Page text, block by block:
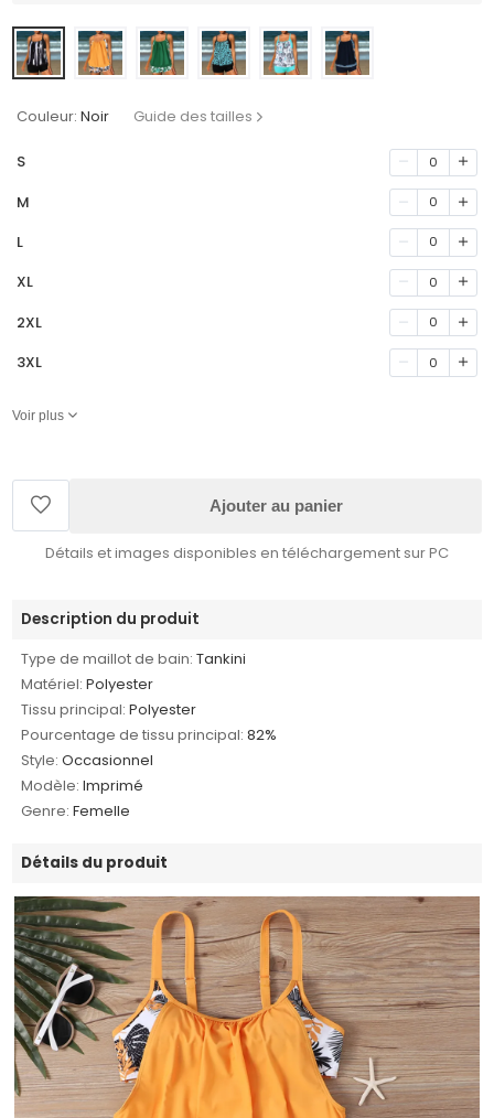
Couleur: Noir Guide des tailles
S 0
M 0
L 0
XL 0
2XL 0
3XL 0
Voir plus
Ajouter au panier
Détails et images disponibles en téléchargement sur PC
Description du produit
Type de maillot de bain: Tankini
Matériel: Polyester
Tissu principal: Polyester
Pourcentage de tissu principal: 82%
Style: Occasionnel
Modèle: Imprimé
Genre: Femelle
Détails du produit